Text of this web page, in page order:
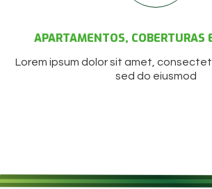
APARTAMENTOS, COBERTURAS
Lorem ipsum dolor sit amet,
sed do eiusmod